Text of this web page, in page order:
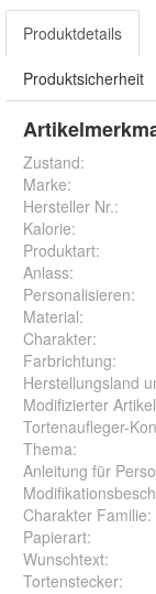
Produktdetails
Produktsicherheit
Zustand:
Marke:
Hersteller Nr.:
Kalorie:
Produktart:
Anlass:
Personalisieren:
Material:
Charakter:
Farbrichtung:
Herstellungsland
Modifizierter Artikel
Tortenaufleger-
Thema:
Anleitung für
Charakter Familie:
Papierart:
Wunschtext:
Tortenstecker: